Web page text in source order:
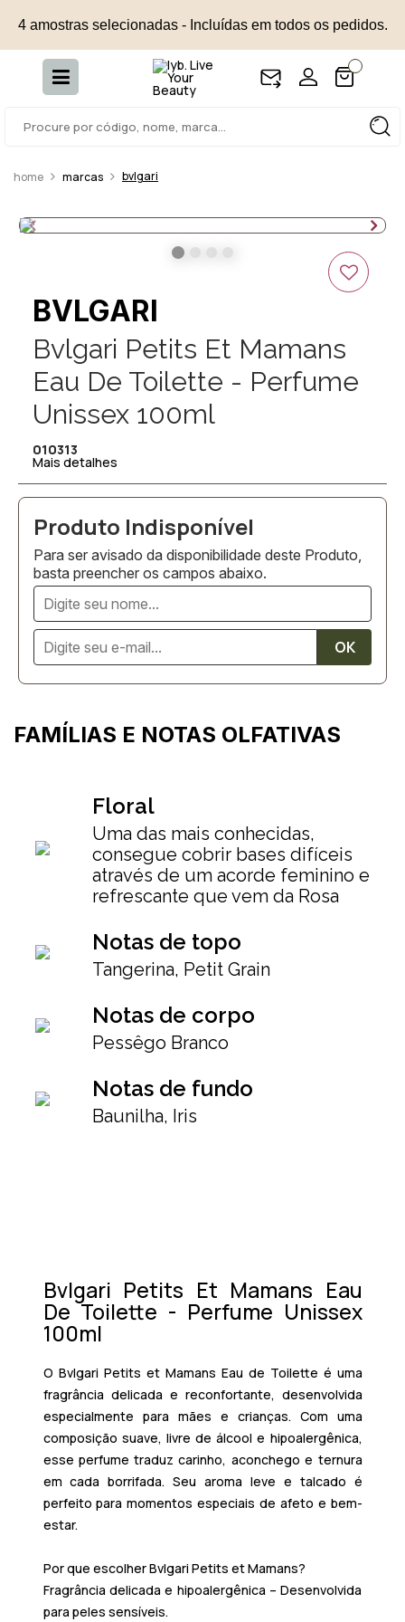
4 amostras selecionadas - Incluídas em todos os pedidos.
marcas bvlgari
BVLGARI
Bvlgari Petits Et Mamans
Eau De Toilette - Perfume
Unissex 100ml
010313
Mais detalhes
Para ser avisado da disponibilidade deste Produto,
basta preencher os campos abaixo.
FAMÍLIAS E NOTAS OLFATIVAS
Floral
Uma das mais conhecidas,
consegue cobrir bases difíceis
através de um acorde feminino e
refrescante que vem da Rosa
Notas de topo
Tangerina, Petit Grain
Notas de corpo
Pessêgo Branco
Notas de fundo
Baunilha, Iris
Bvlgari Petits Et Mamans Eau
De Toilette - Perfume Unissex
100ml
O Bvlgari Petits et Mamans Eau de Toilette é uma
fragrância delicada e reconfortante, desenvolvida
especialmente para mães e crianças. Com uma
composição suave, livre de álcool e hipoalergênica,
esse perfume traduz carinho, aconchego e ternura
em cada borrifada. Seu aroma leve e talcado é
perfeito para momentos especiais de afeto e bem-
estar.
Por que escolher Bvlgari Petits et Mamans?
Fragrância delicada e hipoalergênica – Desenvolvida
para peles sensíveis.